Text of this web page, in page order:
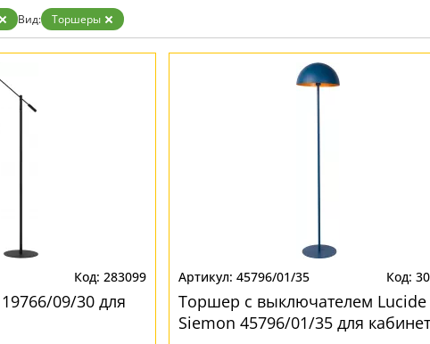
Вид: Торшеры
283099
09/30 для
45796/01/35
Торшер с выключателем Lucide
Siemon 45796/01/35 для